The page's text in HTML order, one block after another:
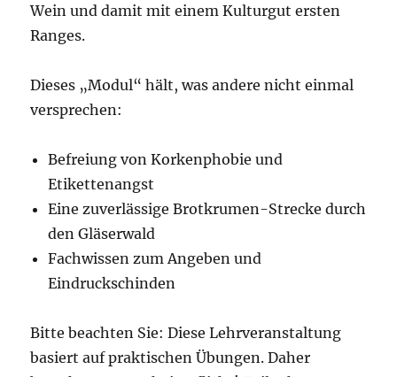
Wein und damit mit einem Kulturgut ersten
Ranges.
Dieses „Modul“ hält, was andere nicht einmal
versprechen:
Befreiung von Korkenphobie und
Etikettenangst
Eine zuverlässige Brotkrumen-Strecke durch
den Gläserwald
Fachwissen zum Angeben und
Eindruckschinden
Bitte beachten Sie: Diese Lehrveranstaltung
basiert auf praktischen Übungen. Daher